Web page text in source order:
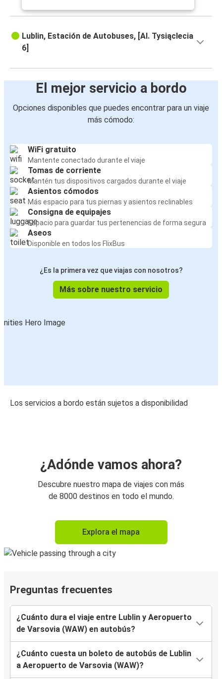
Lublin, Estación de Autobuses, [Al. Tysiąclecia
6]
El mejor servicio a bordo
Opciones disponibles que puedes encontrar para un viaje
más cómodo:
WiFi gratuito
Mantente conectado durante el viaje
Tomas de corriente
Mantén tus dispositivos cargados durante el viaje
Asientos cómodos
Más espacio para tus piernas y asientos reclinables
Consigna de equipajes
Espacio para guardar tus pertenencias de forma segura
Aseos
Disponible en todos los FlixBus
¿Es la primera vez que viajas con nosotros?
Más sobre nuestro servicio
Los servicios a bordo están sujetos a disponibilidad
¿Adónde vamos ahora?
Descubre nuestro mapa de viajes con más
de 8000 destinos en todo el mundo.
Explora el mapa
Preguntas frecuentes
¿Cuánto dura el viaje entre Lublin y Aeropuerto
de Varsovia (WAW) en autobús?
¿Cuánto cuesta un boleto de autobús de Lublin
a Aeropuerto de Varsovia (WAW)?